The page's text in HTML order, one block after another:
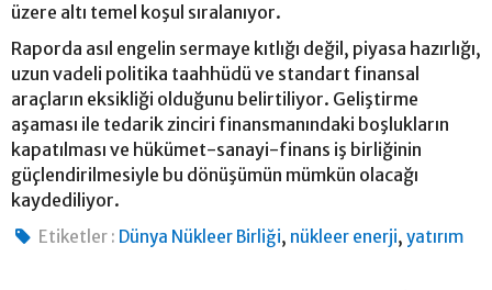
üzere altı temel koşul sıralanıyor.
Raporda asıl engelin sermaye kıtlığı değil, piyasa hazırlığı,
uzun vadeli politika taahhüdü ve standart finansal
araçların eksikliği olduğunu belirtiliyor. Geliştirme
aşaması ile tedarik zinciri finansmanındaki boşlukların
kapatılması ve hükümet-sanayi-finans iş birliğinin
güçlendirilmesiyle bu dönüşümün mümkün olacağı
kaydediliyor.
Etiketler : Dünya Nükleer Birliği, nükleer enerji,yatırım